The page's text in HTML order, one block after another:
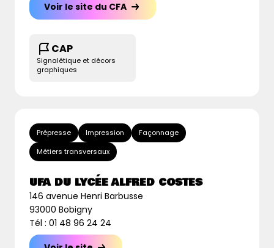
Voir le site du CFA
CAP
Signalétique et décors
graphiques
Prépresse Impression
Façonnage
Métiers transversaux
UFA DU LYCÉE ALFRED COSTES
146 avenue Henri Barbusse
93000 Bobigny
Tél : 01 48 96 24 24